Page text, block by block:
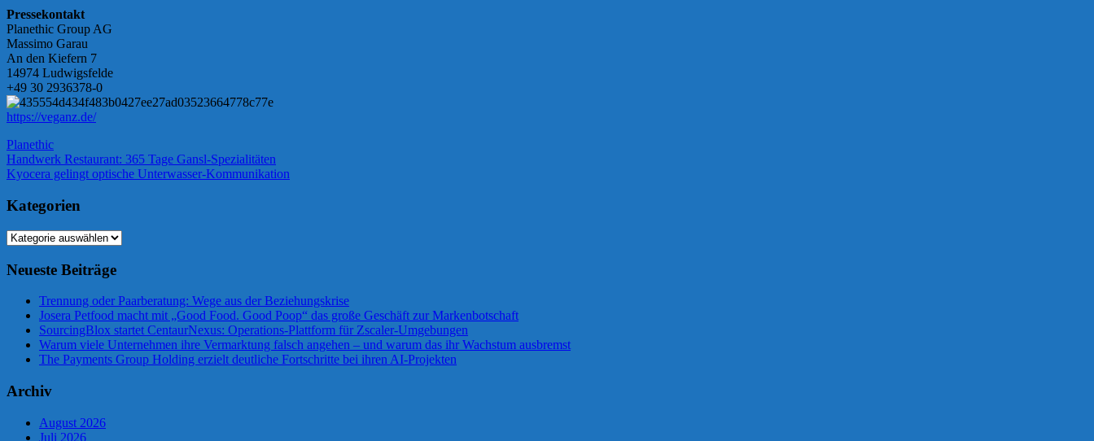
Pressekontakt
Planethic Group AG
Massimo Garau
An den Kiefern 7
14974 Ludwigsfelde
+49 30 2936378-0
https://veganz.de/
Planethic
Beitragsnavigation
Vorheriger
Beitrag:
Handwerk Restaurant: 365 Tage Gansl-Spezialitäten
Nächster
Kyocera gelingt optische Unterwasser-Kommunikation
Kategorien
Kategorien
Neueste Beiträge
Trennung oder Paarberatung: Wege aus der Beziehungskrise
Josera Petfood macht mit „Good Food. Good Poop“ das große Geschäft zur Markenbotschaft
SourcingBlox startet CentaurNexus: Operations-Plattform für Zscaler-Umgebungen
Warum viele Unternehmen ihre Vermarktung falsch angehen – und warum das ihr Wachstum ausbremst
The Payments Group Holding erzielt deutliche Fortschritte bei ihren AI-Projekten
Archiv
August 2026
Juli 2026